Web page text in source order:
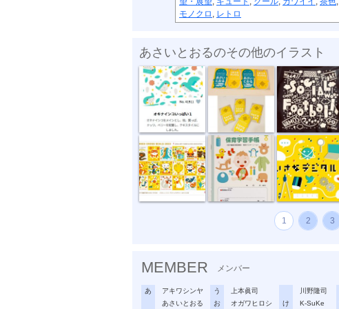
モノクロ , レトロ
あさいとおるのその他のイラスト
テキスタイル... 名刺2022 ソーシャルフ...
“複十字シー... 母子健康手帳... ちいさなデジ...
1 2 3
MEMBER メンバー
あ
アキワシンヤ
あさいとおる
う
上本眞司
お
オガワヒロシ
川野隆司
け
K-SuKe